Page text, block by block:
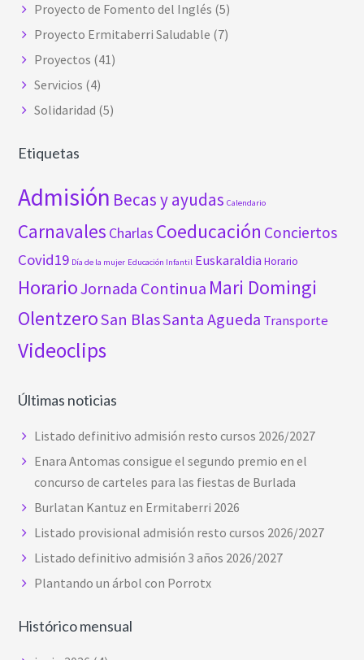
Proyecto de Fomento del Inglés (5)
Proyecto Ermitaberri Saludable (7)
Proyectos (41)
Servicios (4)
Solidaridad (5)
Etiquetas
Admisión Becas y ayudas Calendario
Carnavales Charlas Coeducación Conciertos
Covid19 Día de la mujer Educación Infantil Euskaraldia Horario
HorarioJornada Continua Mari Domingi
OlentzeroSan BlasSanta Agueda Transporte
Videoclips
Últimas noticias
Listado definitivo admisión resto cursos 2026/2027
Enara Antomas consigue el segundo premio en el
concurso de carteles para las fiestas de Burlada
Burlatan Kantuz en Ermitaberri 2026
Listado provisional admisión resto cursos 2026/2027
Listado definitivo admisión 3 años 2026/2027
Plantando un árbol con Porrotx
Histórico mensual